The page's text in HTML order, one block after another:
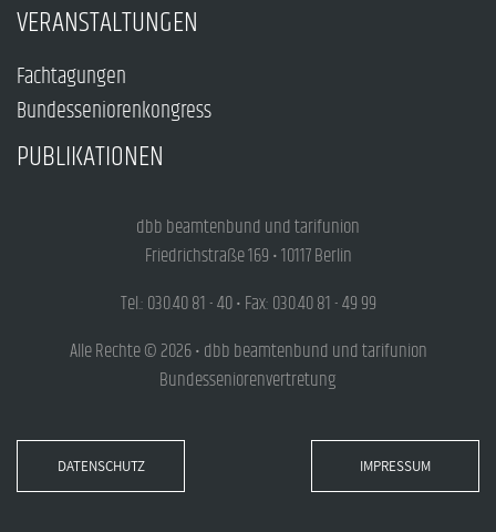
VERANSTALTUNGEN
Fachtagungen
Bundesseniorenkongress
PUBLIKATIONEN
dbb beamtenbund und tarifunion
Friedrichstraße 169 • 10117 Berlin
Tel.: 030.40 81 - 40 • Fax: 030.40 81 - 49 99
Alle Rechte © 2026 • dbb beamtenbund und tarifunion
Bundesseniorenvertretung
DATENSCHUTZ IMPRESSUM